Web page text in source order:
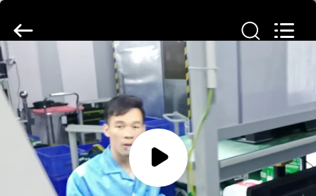
HAUS
PRODUKTE
ÜBER
Tuoshi
Co.,
All
Rights
Reserved.